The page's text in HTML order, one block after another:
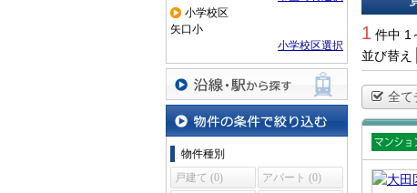
小学校区
矢口小
小学校区選択
沿線・駅から探す
物件の条件で絞り込む
物件種別
戸建て (0)
アパート (0)
1 件中 1
並び替え
全て
賃貸マ
ション